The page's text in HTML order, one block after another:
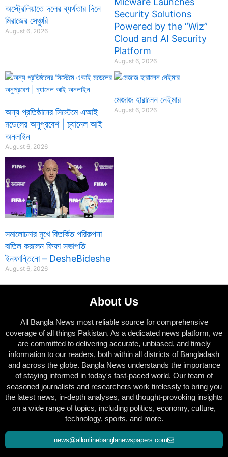
অস্ট্রেলিয়াতে দলের ব্যর্থতার দিনে
মিরাজের সেঞ্চুরি
August 6, 2026
Security Solutions
Powered by the “Wiz”
Cloud and AI Security
Platform
August 6, 2026
অন্য প্রতিষ্ঠানের সিস্টেমে এআই
মডেলের অনুপ্রবেশ | চ্যানেল আই
অনলাইন
August 6, 2026
মেজাজ হারালেন নেইমার
August 6, 2026
সমালোচনার মুখে বিতর্কিত পরিকল্পনা
বাতিল করলেন ফিফা সভাপতি
ইনফান্তিনো – DesheBideshe
August 6, 2026
About Us
All Bangla News most reliable source for comprehensive
coverage of all things Pakistan. As a dedicated news platform, we
are committed to delivering accurate, unbiased, and timely
information to our readers, both within all districts of Bangladash
and across the globe. Bangla News understands the importance
of staying informed in today's fast-paced world. Our team of
seasoned journalists and researchers work tirelessly to bring you
the latest news, in-depth analyses, and thought-provoking insights
on a wide range of topics, including politics, economy, culture,
technology, sports, and more.
news@allonlinebanglanewspapers.com